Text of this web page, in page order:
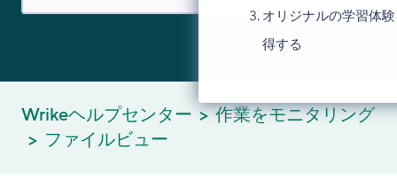
オリジナルの学習体
得する
Wrikeヘルプセンター
作業をモニタリング
ファイルビュー